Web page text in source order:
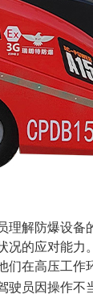
解防爆设备
的应对能力
在高压工作
驶员因操作不